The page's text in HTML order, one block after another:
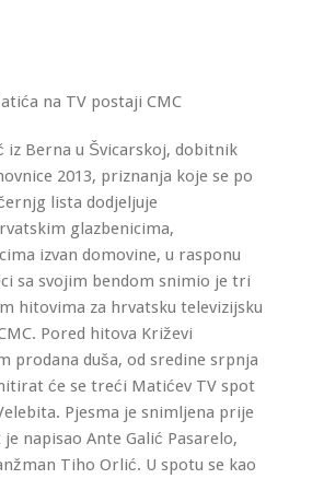
na TV postaji CMC
iz Berna u Švicarskoj, dobitnik
2013, priznanja koje se po
lista dodjeljuje
glazbenicima,
izvan domovine, u rasponu
sa svojim bendom snimio je tri
hitovima za hrvatsku televizijsku
Pored hitova Križevi
prodana duša, od sredine srpnja
će se treći Matićev TV spot
Pjesma je snimljena prije
napisao Ante Galić Pasarelo,
Tiho Orlić. U spotu se kao